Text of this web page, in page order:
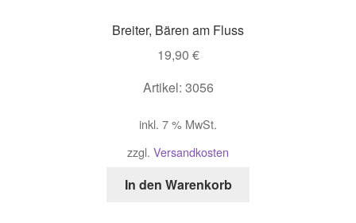
Breiter, Bären am Fluss
19,90 €
Artikel: 3056
inkl. 7 % MwSt.
zzgl. Versandkosten
In den Warenkorb